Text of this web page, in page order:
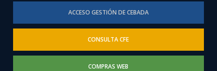
ACCESO GESTIÓN DE CEBADA
CONSULTA CFE
COMPRAS WEB